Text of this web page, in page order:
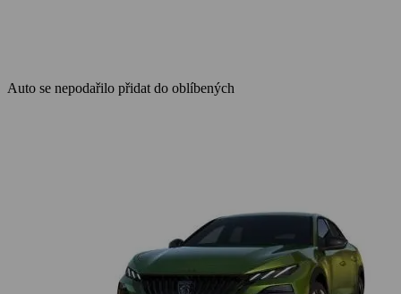
Auto se nepodařilo přidat do oblíbených